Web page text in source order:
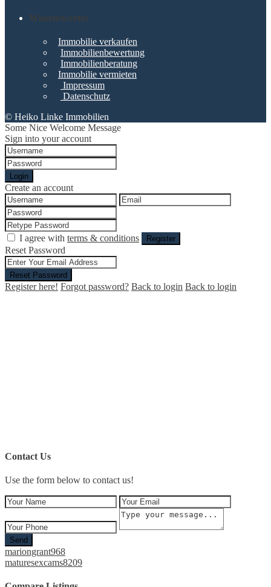
Wissenswertes
Immobilie verkaufen
Immobilienbewertung
Immobilienberatung
Immobilie vermieten
Impressum
Datenschutz
© Heiko Linke Immobilien
Some Nice Welcome Message
Sign into your account
Login
Create an account
I agree with terms & conditions Register
Reset Password
Reset Password
Register here! Forgot password? Back to login Back to login
Contact Us
Use the form below to contact us!
Send
mariongrant968
maturesexcams8209